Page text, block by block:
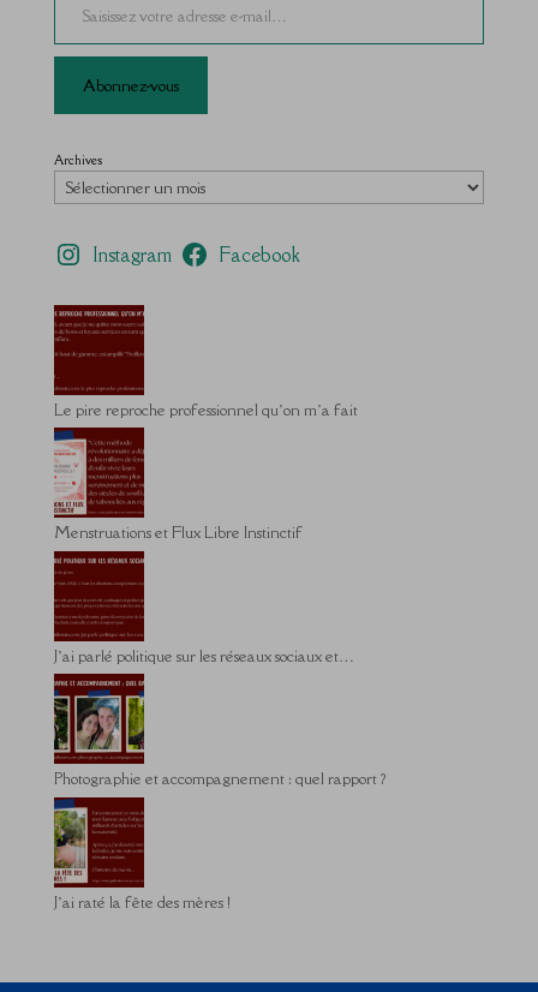
Abonnez-vous
Archives
Instagram Facebook
Le pire reproche professionnel qu’on m’a fait
Menstruations et Flux Libre Instinctif
J’ai parlé politique sur les réseaux sociaux et…
Photographie et accompagnement : quel rapport ?
J’ai raté la fête des mères !